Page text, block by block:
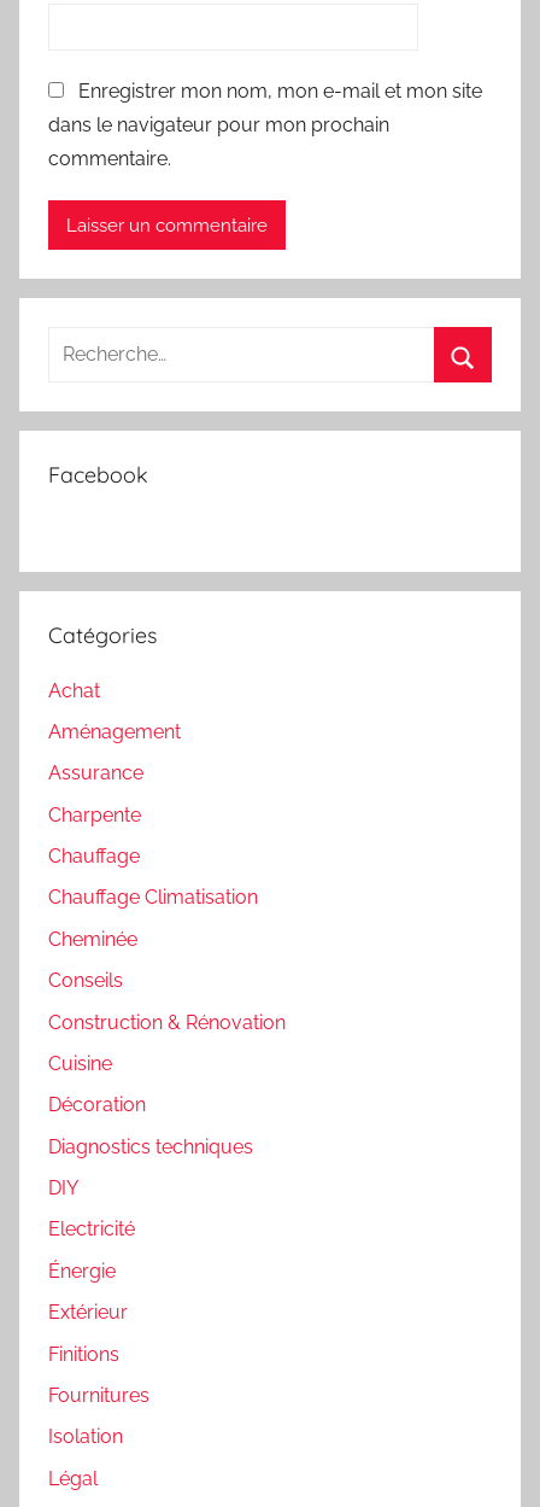
Enregistrer mon nom, mon e-mail et mon site
dans le navigateur pour mon prochain
commentaire.
Recherche
:
Facebook
Catégories
Achat
Aménagement
Assurance
Charpente
Chauffage
Chauffage Climatisation
Cheminée
Conseils
Construction & Rénovation
Cuisine
Décoration
Diagnostics techniques
DIY
Electricité
Énergie
Extérieur
Finitions
Fournitures
Isolation
Légal